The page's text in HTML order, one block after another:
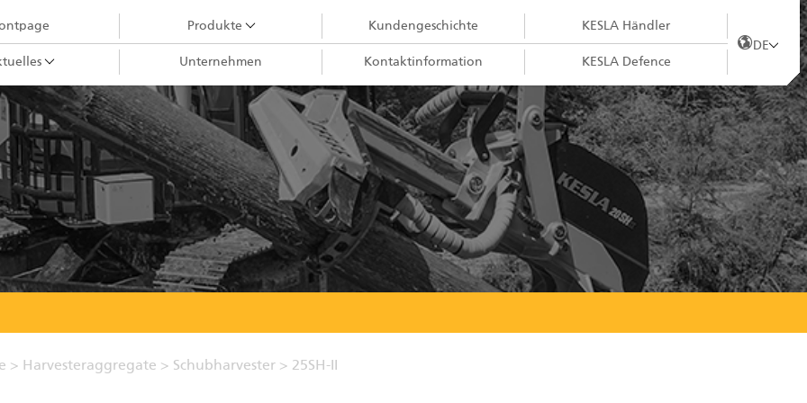
Produkte
City-Krane
Greifer III
Harvesteraggregate
Forstkrane
Greifer II
Forstanhänger
Impulsprozessor
Kundengeschichte KESLA Händler
Unternehmen Kontaktinformation KESLA Defence
DE
> Harvesteraggregate > Schubharvester > 25SH-II